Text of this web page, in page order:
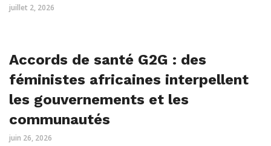
juillet 2, 2026
Accords de santé G2G : des
féministes africaines interpellent
les gouvernements et les
communautés
juin 26, 2026